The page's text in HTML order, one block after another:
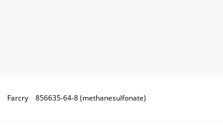
Farcry
856635-64-8 (methanesulfonate)